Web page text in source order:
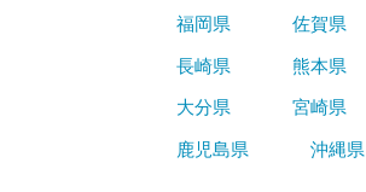
福岡県
佐賀県
長崎県
熊本県
大分県
宮崎県
鹿児島県
沖縄県